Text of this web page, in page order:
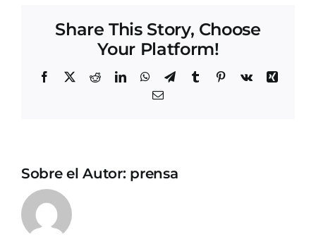
Share This Story, Choose
Your Platform!
Facebook
X RedditLinkedInWhatsApp
TelegramTumblrPinterest
Vk
Xing
Correo
Sobre el Autor: prensa